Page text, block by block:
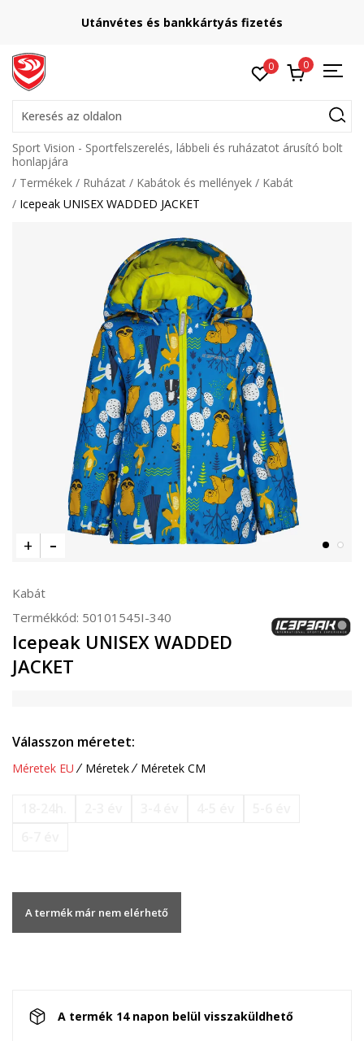
Utánvétes és bankkártyás fizetés
0 0
Keresés az oldalon
Sport Vision - Sportfelszerelés, lábbeli és ruházatot árusító bolt
honlapjára
Termékek
Ruházat Kabátok és mellények
Kabát
Icepeak UNISEX WADDED JACKET
Kabát
Termékkód: 50101545I-340
Icepeak UNISEX WADDED
JACKET
Válasszon méretet:
Méretek EU Méretek Méretek CM
A termék már nem elérhető
A termék 14 napon belül visszaküldhető